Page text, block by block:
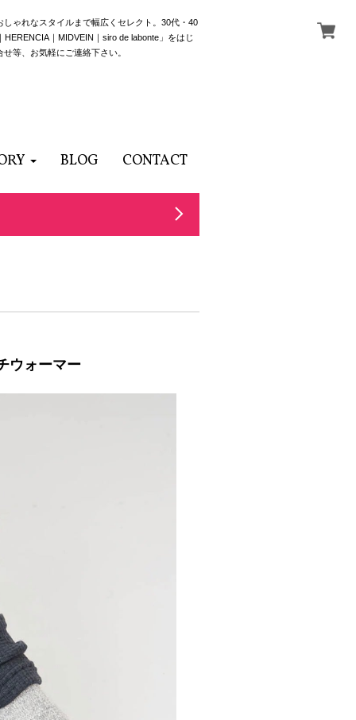
ゃれなスタイルまで幅広くセレクト。30代・40
｜MIDVEIN｜siro de labonte」をはじ
等、お気軽にご連絡下さい。
BLOG CONTACT
ウォーマー